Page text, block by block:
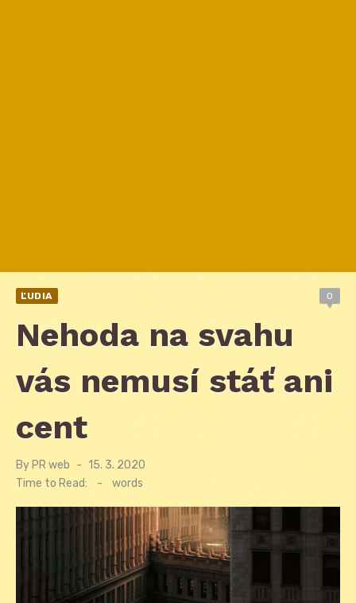
ĽUDIA 0
Nehoda na svahu
vás nemusí stáť ani
cent
By PR web
Posted
15. 3. 2020
Time to Read:
- words